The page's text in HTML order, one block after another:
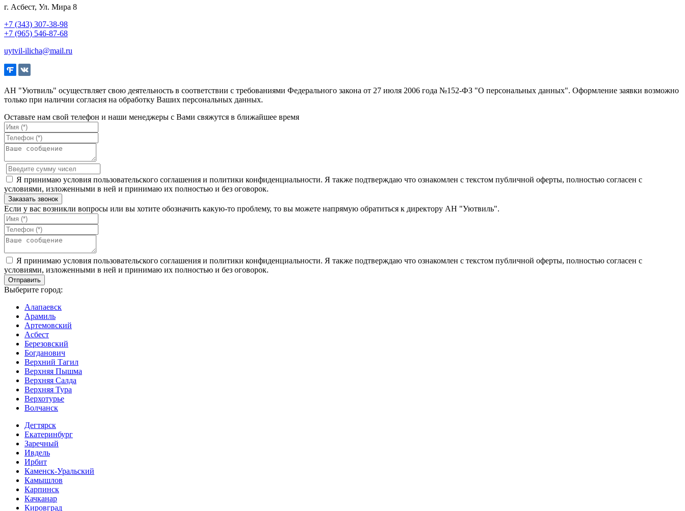
г. Асбест, Ул. Мира 8
+7 (343) 307-38-98
+7 (965) 546-87-68
uytvil-ilicha@mail.ru
АН "Уютвиль" осуществляет свою деятельность в соответствии с требованиями Федерального закона от 27 июля 2006 года №152-ФЗ "О персональных данных". Оформление заявки возможно
только при наличии согласия на обработку Ваших персональных данных.
Оставьте нам свой телефон и наши менеджеры с Вами свяжутся в ближайшее время
Я принимаю условия пользовательского соглашения и политики конфиденциальности. Я также подтверждаю что ознакомлен с текстом публичной оферты, полностью согласен с
условиями, изложенными в ней и принимаю их полностью и без оговорок.
Если у вас возникли вопросы или вы хотите обозначить какую-то проблему, то вы можете напрямую обратиться к директору АН "Уютвиль".
Я принимаю условия пользовательского соглашения и политики конфиденциальности. Я также подтверждаю что ознакомлен с текстом публичной оферты, полностью согласен с
условиями, изложенными в ней и принимаю их полностью и без оговорок.
Выберите город:
Алапаевск
Арамиль
Артемовский
Асбест
Березовский
Богданович
Верхний Тагил
Верхняя Пышма
Верхняя Салда
Верхняя Тура
Верхотурье
Волчанск
Дегтярск
Екатеринбург
Заречный
Ивдель
Ирбит
Каменск-Уральский
Камышлов
Карпинск
Качканар
Кировград